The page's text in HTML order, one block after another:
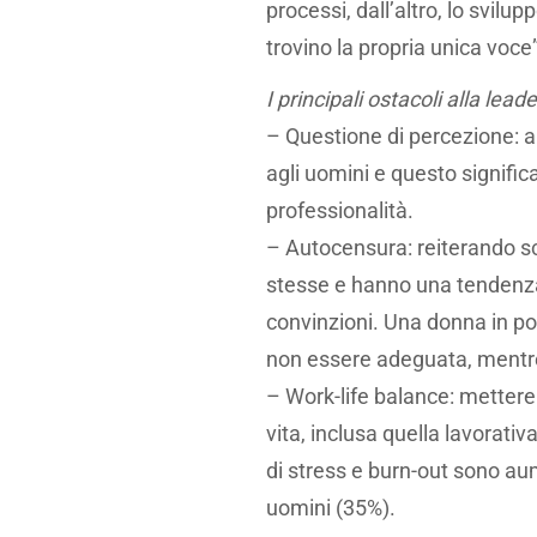
processi, dall’altro, lo
trovino la propria unica
I principali ostacoli alla
– Questione di percezione:
agli uomini e questo
professionalità.
– Autocensura: reiterando
stesse e hanno una
convinzioni. Una donna in
non essere adeguata,
– Work-life balance:
vita, inclusa quella
di stress e burn-out sono
uomini (35%).